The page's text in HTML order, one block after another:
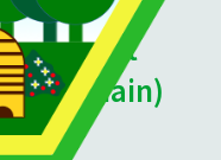
mit
Kirchhain)